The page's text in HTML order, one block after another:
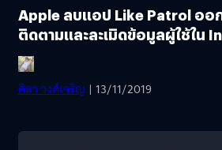
Apple ลบแอป Like Patrol ออ
ติดตามและละเมิดข้อมูลผู้ใช้ใน
ศิลา วงศ์เจริญ | 13/11/2019